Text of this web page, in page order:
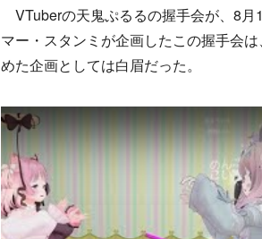
VTuberの天鬼ぷるるの握手会が、8
マー・スタンミが企画したこの握手会
めた企画としては白眉だった。